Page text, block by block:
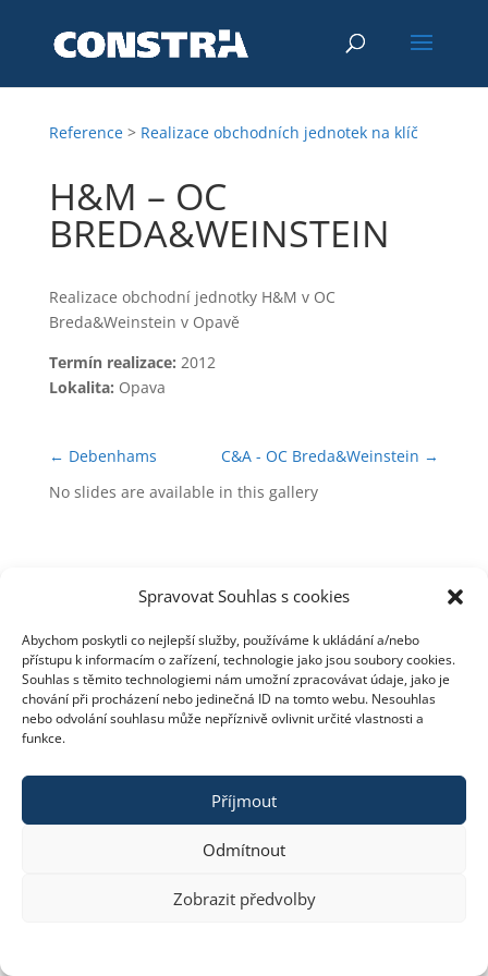
Spravovat Souhlas s cookies
Abychom poskytli co nejlepší služby, používáme k ukládání a/nebo
přístupu k informacím o zařízení, technologie jako jsou soubory cookies.
Souhlas s těmito technologiemi nám umožní zpracovávat údaje, jako je
chování při procházení nebo jedinečná ID na tomto webu. Nesouhlas
nebo odvolání souhlasu může nepříznivě ovlivnit určité vlastnosti a
funkce.
Příjmout
Odmítnout
Zobrazit předvolby
Reference> Realizace obchodních jednotek na klíč
H&M – OC
BREDA&WEINSTEIN
Realizace obchodní jednotky H&M v OC
Breda&Weinstein v Opavě
Termín realizace: 2012
Lokalita: Opava
← Debenhams C&A - OC Breda&Weinstein →
No slides are available in this gallery
Copyright © 2023 constra.cz | Zásady cookies,
ochrana osobních údajů| spravuje:Zeni